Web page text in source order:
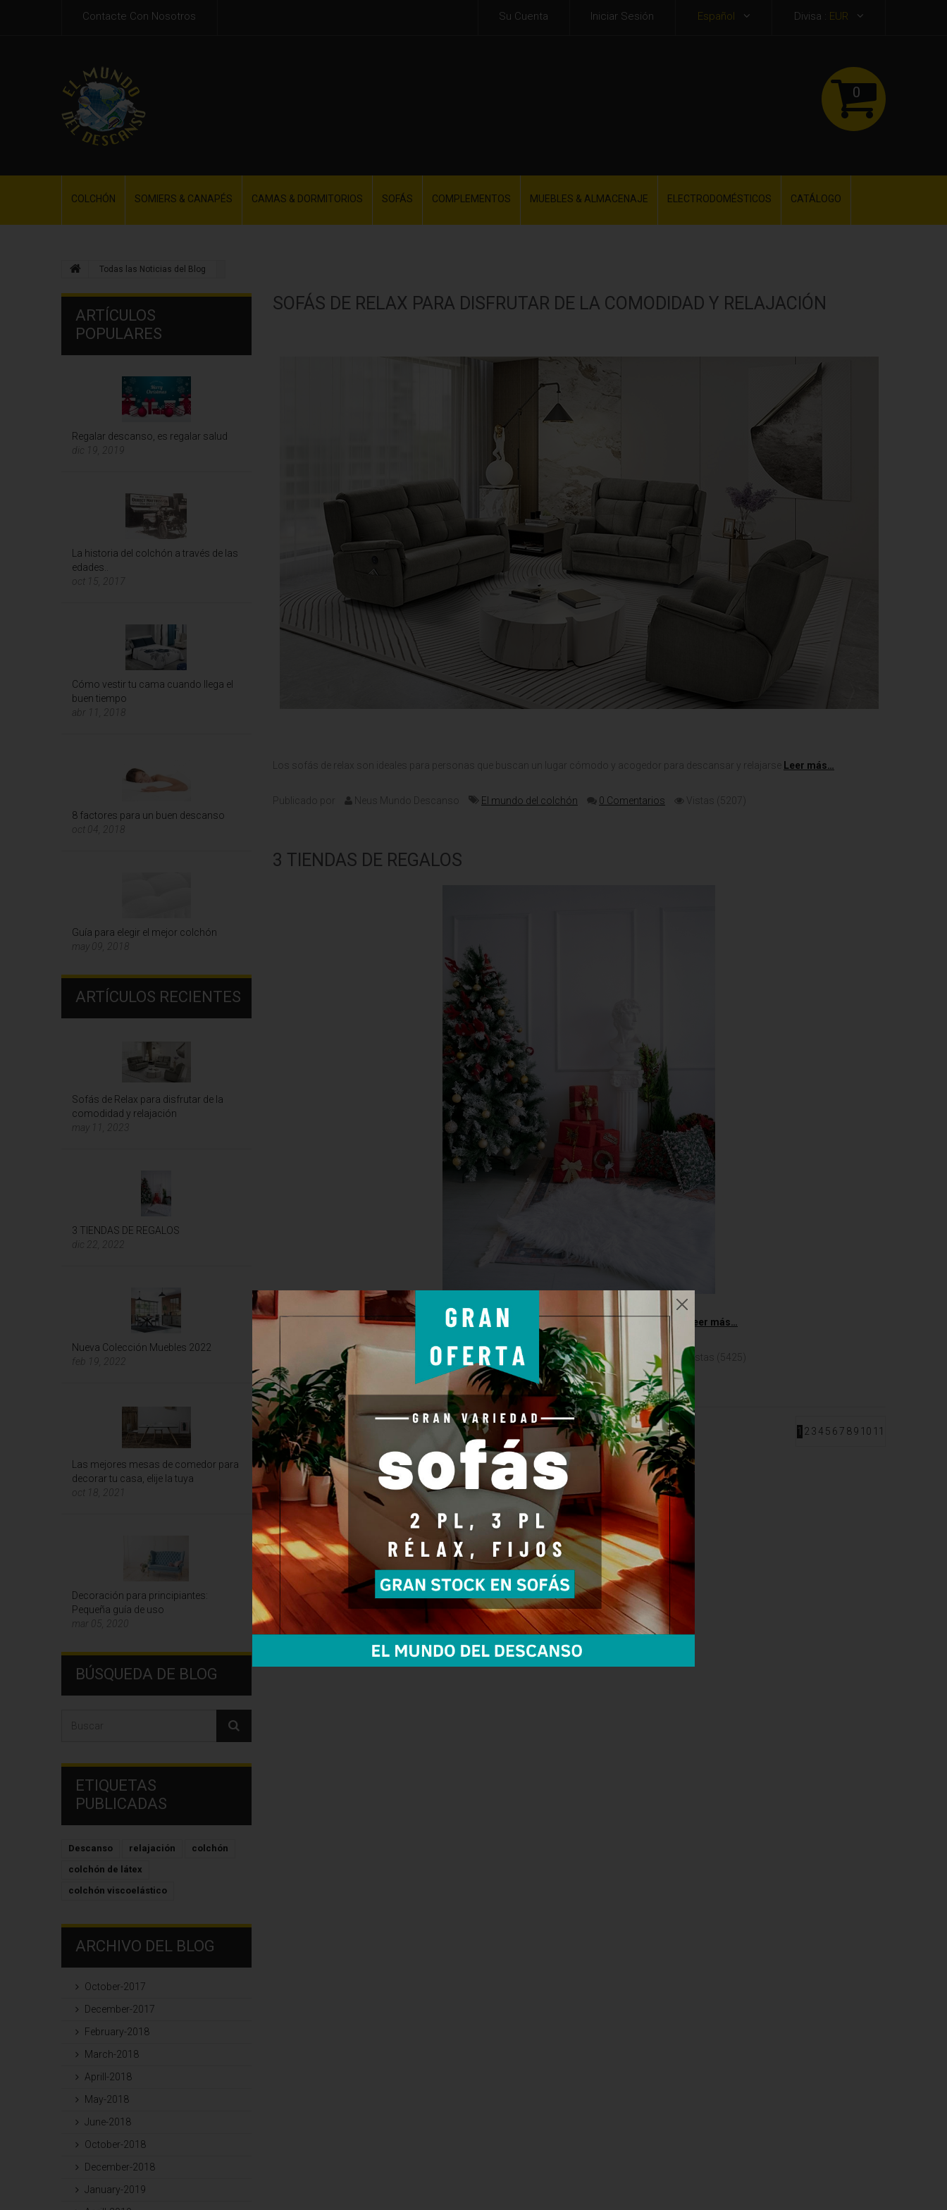
Contacte Con Nosotros Divisa : EUR
Español
Iniciar Sesión
Su Cuenta
0
COLCHÓN SOMIERS & CANAPÉS CAMAS & DORMITORIOS SOFÁS COMPLEMENTOS MUEBLES & ALMACENAJE ELECTRODOMÉSTICOS CATÁLOGO
Todas las Noticias del Blog
ARTÍCULOS
POPULARES
Regalar descanso, es regalar salud
dic 19, 2019
La historia del colchón a través de las
edades..
oct 15, 2017
Cómo vestir tu cama cuando llega el
buen tiempo
abr 11, 2018
8 factores para un buen descanso
oct 04, 2018
Guía para elegir el mejor colchón
may 09, 2018
ARTÍCULOS RECIENTES
Sofás de Relax para disfrutar de la
comodidad y relajación
may 11, 2023
3 TIENDAS DE REGALOS
dic 22, 2022
Nueva Colección Muebles 2022
feb 19, 2022
Las mejores mesas de comedor para
decorar tu casa, elije la tuya
oct 18, 2021
Decoración para principiantes:
Pequeña guía de uso
mar 05, 2020
BÚSQUEDA DE BLOG
ETIQUETAS
PUBLICADAS
Descanso relajación
colchón
colchón de látex
colchón viscoelástico
ARCHIVO DEL BLOG
October-2017
December-2017
February-2018
March-2018
Aprill-2018
May-2018
June-2018
October-2018
December-2018
January-2019
SOFÁS DE RELAX PARA DISFRUTAR DE LA COMODIDAD Y RELAJACIÓN
Los sofás de relax son ideales para personas que buscan un lugar cómodo y acogedor para descansar y relajarse Leer más…
Publicado por Neus Mundo Descanso El mundo del colchón 0 Comentarios Vistas (5207)
3 TIENDAS DE REGALOS
El Mundo del Descanso esté año a ampliado superfície para dar mejor servicio a sus clientes. Leer más…
Neus Mundo Descanso El mundo del colchón 0 Comentarios Vistas (5425)
1 2 3 4 5 6 7 89 10 11
Showing 1 to 2 of 21 (1 Pages)